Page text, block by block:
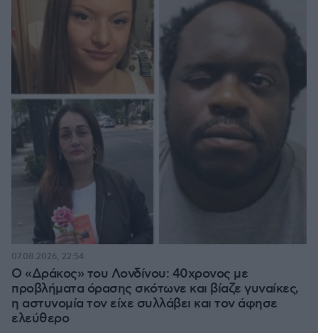
Ο «Δράκος» του Λονδίνου: 40χρονος με
προβλήματα όρασης σκότωνε και βίαζε γυναίκες,
η αστυνομία τον είχε συλλάβει και τον άφησε
ελεύθερο
07.08.2026, 22:54